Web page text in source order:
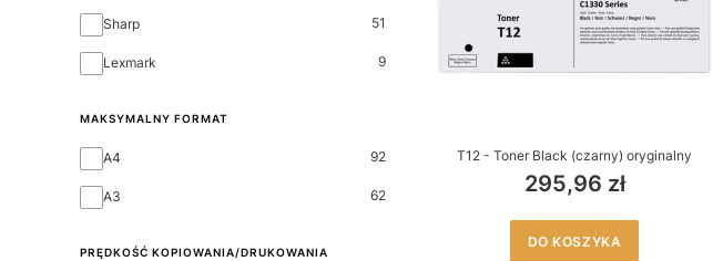
Sharp 51
Lexmark 9
MAKSYMALNY FORMAT
MAKSYMALNY FORMAT
A4 92
A3 62
PRĘDKOŚĆ KOPIOWANIA/DRUKOWANIA
T12 - Toner Black (czarny) oryginalny
295,96 zł
DO KOSZYKA